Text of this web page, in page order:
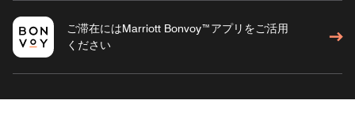
ご滞在にはMarriott Bonvoy™アプリをご活用
ください